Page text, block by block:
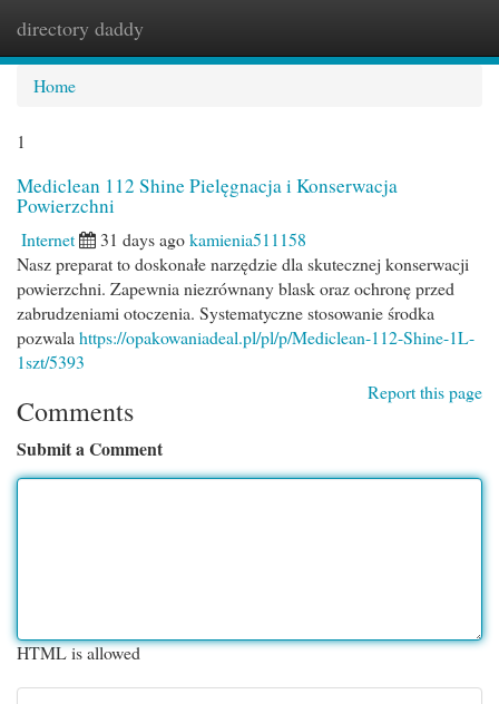
directory daddy
Home
1
Mediclean 112 Shine Pielęgnacja i Konserwacja
Powierzchni
Internet 31 days agokamienia511158
Nasz preparat to doskonałe narzędzie dla skutecznej konserwacji
powierzchni. Zapewnia niezrównany blask oraz ochronę przed
zabrudzeniami otoczenia. Systematyczne stosowanie środka
pozwala https://opakowaniadeal.pl/pl/p/Mediclean-112-Shine-1L-
1szt/5393
Report this page
Comments
Submit a Comment
HTML is allowed